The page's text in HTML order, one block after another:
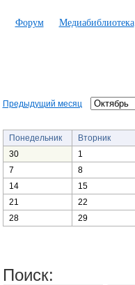
Форум Медиабиблиотека
Предыдущий месяц
Понедельник
Вторник
30
1
7
8
14
15
21
22
28
29
Поиск: